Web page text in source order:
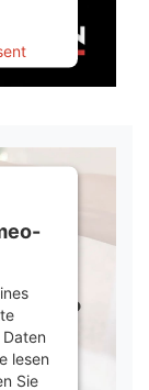
lesen
Sie